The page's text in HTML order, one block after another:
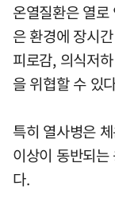
온열질환은 열
은 환경에 장시
피로감, 의식저
을 위협할 수 있
특히 열사병은
이상이 동반되
다.